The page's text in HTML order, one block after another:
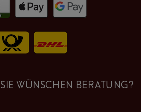
SIE WÜNSCHEN BERATUNG?